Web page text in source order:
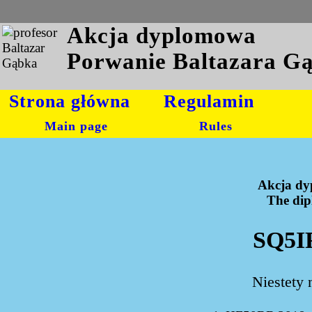
Akcja dyplomowa
Porwanie Baltazara
Strona główna
Main page
Regulamin
Rules
Akcja
The
Niestety